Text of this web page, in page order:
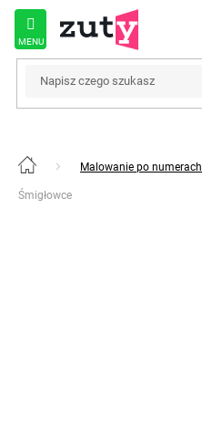
Przejść
treści
Home Malowanie po numerach
Śmigłowce